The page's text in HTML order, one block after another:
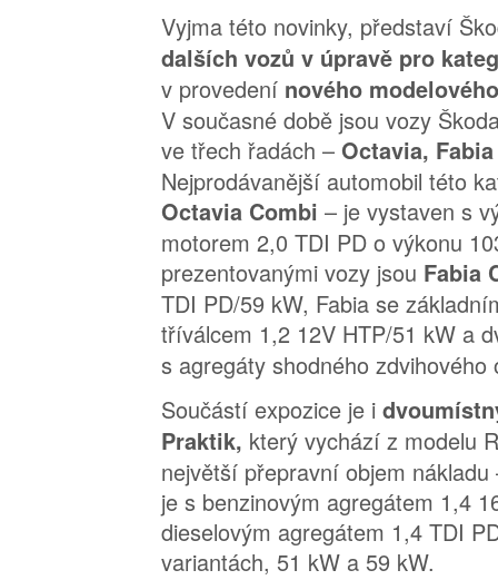
Vyjma této novinky, představí
dalších vozů v úpravě pro
v provedení nového
V současné době jsou vozy
ve třech řadách – Octavia,
Nejprodávanější automobil této
Octavia Combi – je vystaven s
motorem 2,0 TDI PD o výkonu
prezentovanými vozy jsou Fabia
TDI PD/59 kW, Fabia se
tříválcem 1,2 12V HTP/51 kW a
s agregáty shodného zdvihového
Součástí expozice je i
Praktik, který vychází z modelu
největší přepravní objem
je s benzinovým agregátem 1,4
dieselovým agregátem 1,4 TDI
variantách, 51 kW a 59 kW.